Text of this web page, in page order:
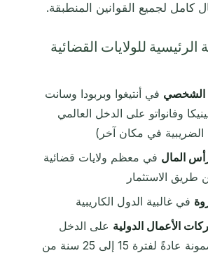
كامل لجميع القوانين المنطبقة.
الرئيسية للولايات القضائية
الشخصي في أنتيغوا وبربودا وسانت
وفانواتو على الدخل العالمي
في مكان آخر)
المال في معظم ولايات قضائية
طريق الاستثمار
في غالبية الدول الكاريبية
الأعمال الدولية على الدخل
الأجنبي المصدر، مضمونة عادةً لفترة 15 إلى 25 سنة من